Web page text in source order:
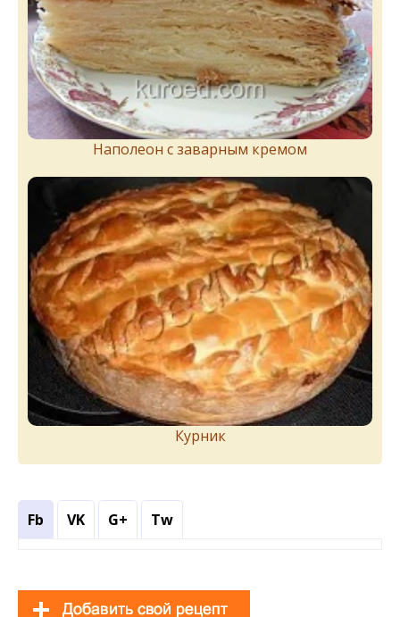
Наполеон с заварным кремом
Курник
Fb VK G+ Tw